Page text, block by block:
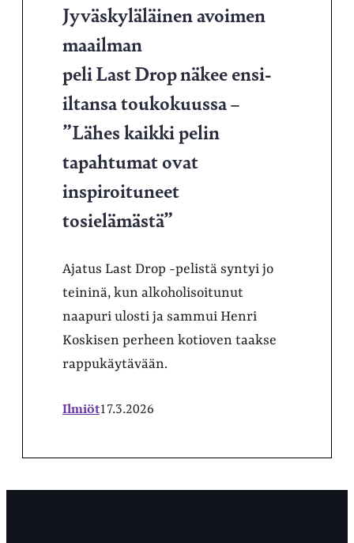
Jyväskyläläinen avoimen
maailman
peli Last Drop näkee ensi-
iltansa toukokuussa –
”Lähes kaikki pelin
tapahtumat ovat
inspiroituneet
tosielämästä”
Ajatus Last Drop -pelistä syntyi jo
teininä, kun alkoholisoitunut
naapuri ulosti ja sammui Henri
Koskisen perheen kotioven taakse
rappukäytävään.
Ilmiöt17.3.2026